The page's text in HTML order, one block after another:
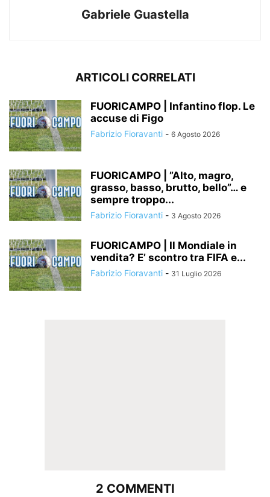
Gabriele Guastella
ARTICOLI CORRELATI
FUORICAMPO | Infantino flop. Le
accuse di Figo
Fabrizio Fioravanti - 6 Agosto 2026
FUORICAMPO | ”Alto, magro,
grasso, basso, brutto, bello”… e
sempre troppo...
Fabrizio Fioravanti - 3 Agosto 2026
FUORICAMPO | Il Mondiale in
vendita? E’ scontro tra FIFA e...
Fabrizio Fioravanti - 31 Luglio 2026
2 COMMENTI